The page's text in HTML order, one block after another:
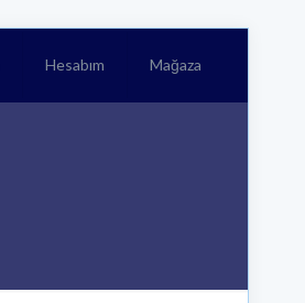
Hesabım Mağaza